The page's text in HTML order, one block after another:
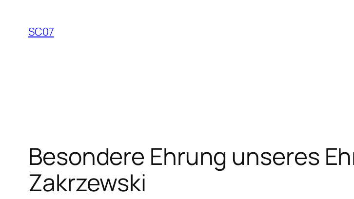
Inhalt
springen
SC07
Besondere Ehrung unseres
Zakrzewski